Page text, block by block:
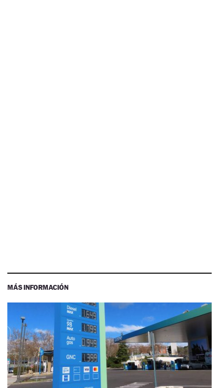
MÁS INFORMACIÓN